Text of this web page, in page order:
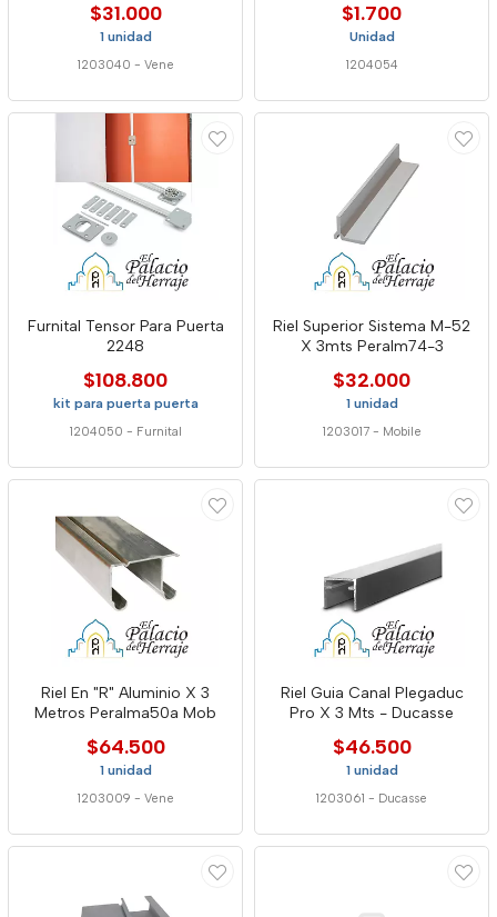
$31.000
1 unidad
1203040 - Vene
$1.700
Unidad
1204054
Furnital Tensor Para Puerta
2248
$108.800
kit para puerta puerta
1204050 - Furnital
Riel Superior Sistema M-52
X 3mts Peralm74-3
$32.000
1 unidad
1203017 - Mobile
Riel En "R" Aluminio X 3
Metros Peralma50a Mob
$64.500
1 unidad
1203009 - Vene
Riel Guia Canal Plegaduc
Pro X 3 Mts - Ducasse
$46.500
1 unidad
1203061 - Ducasse